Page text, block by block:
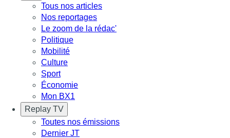
Tous nos articles
Nos reportages
Le zoom de la rédac'
Politique
Mobilité
Culture
Sport
Économie
Mon BX1
Replay TV
Toutes nos émissions
Dernier JT